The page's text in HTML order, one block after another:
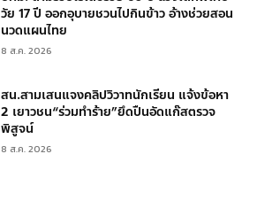
วัย 17 ปี ออกอุบายชวนไปกินข้าว อ้างช่วยสอน
นวดแผนไทย
8 ส.ค. 2026
สน.สามเสนแจงคลิปวิวาทนักเรียน แจ้งข้อหา
2 เยาวชน“ร่วมทำร้าย”ยึดปืนอัดแก๊สตรวจ
พิสูจน์
8 ส.ค. 2026